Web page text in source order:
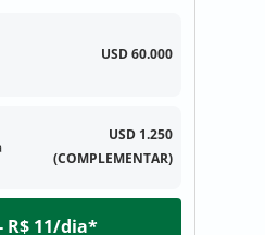
USD 60.000
USD 1.250
(COMPLEMENTAR)
R$ 11/dia*